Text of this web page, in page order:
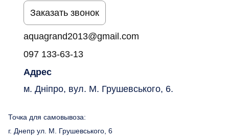
Заказать звонок
aquagrand2013@gmail.com
097 133-63-13
Адрес
м. Дніпро, вул. М. Грушевського, 6.
Точка для самовывоза:
г. Днепр ул. М. Грушевського, 6